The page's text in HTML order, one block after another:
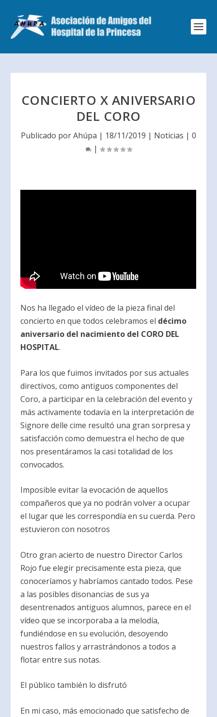
CONCIERTO X ANIVERSARIO
DEL CORO
Publicado porAhúpa | 18/11/2019 | Noticias | 0
|
Nos ha llegado el vídeo de la pieza final del
concierto en que todos celebramos el décimo
aniversario del nacimiento del CORO DEL
HOSPITAL.
Para los que fuimos invitados por sus actuales
directivos, como antiguos componentes del
Coro, a participar en la celebración del evento y
más activamente todavía en la interpretación de
Signore delle cime resultó una gran sorpresa y
satisfacción como demuestra el hecho de que
nos presentáramos la casi totalidad de los
convocados.
Imposible evitar la evocación de aquellos
compañeros que ya no podrán volver a ocupar
el lugar que les correspondía en su cuerda. Pero
estuvieron con nosotros
Otro gran acierto de nuestro Director Carlos
Rojo fue elegir precisamente esta pieza, que
conoceríamos y habríamos cantado todos. Pese
a las posibles disonancias de sus ya
desentrenados antiguos alumnos, parece en el
vídeo que se incorporaba a la melodía,
fundiéndose en su evolución, desoyendo
nuestros fallos y arrastrándonos a todos a
flotar entre sus notas.
El público también lo disfrutó
En mi caso, más emocionado que satisfecho de